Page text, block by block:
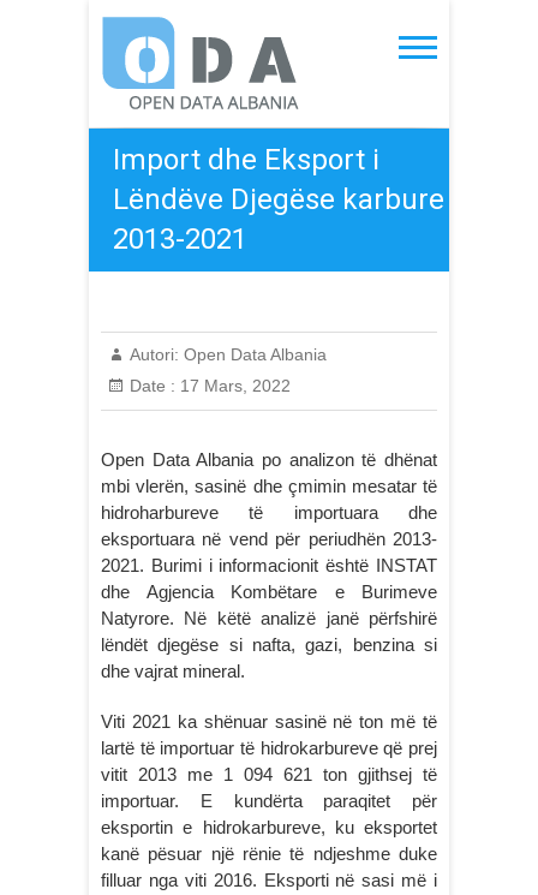
content
Open Data Albania
Import dhe Eksport i
Lëndëve Djegëse karbure
2013-2021
Autori: Open Data Albania
Date : 17 Mars, 2022
Open Data Albania po analizon të dhënat
mbi vlerën, sasinë dhe çmimin mesatar të
hidroharbureve të importuara dhe
eksportuara në vend për periudhën 2013-
2021. Burimi i informacionit është INSTAT
dhe Agjencia Kombëtare e Burimeve
Natyrore. Në këtë analizë janë përfshirë
lëndët djegëse si nafta, gazi, benzina si
dhe vajrat mineral.
Viti 2021 ka shënuar sasinë në ton më të
lartë të importuar të hidrokarbureve që prej
vitit 2013 me 1 094 621 ton gjithsej të
importuar. E kundërta paraqitet për
eksportin e hidrokarbureve, ku eksportet
kanë pësuar një rënie të ndjeshme duke
filluar nga viti 2016. Eksporti në sasi më i